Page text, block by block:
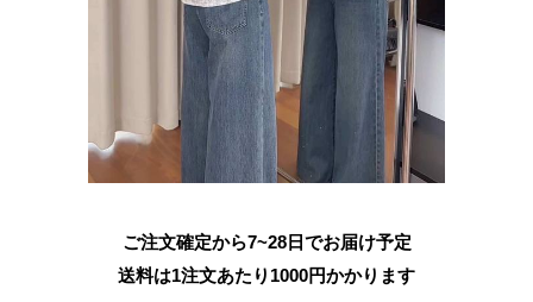
ご注文確定から7~28日でお届け予定
送料は1注文あたり 1000円かかります